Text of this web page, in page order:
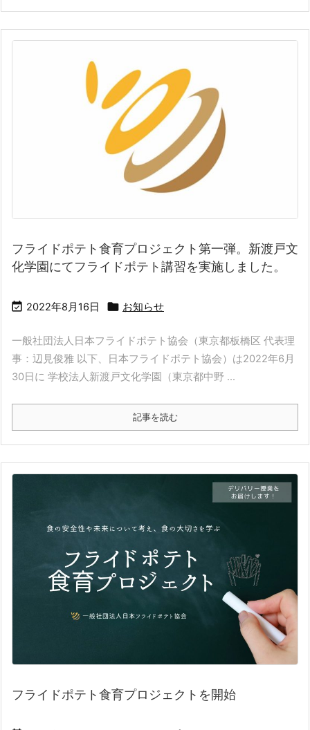
フライドポテト食育プロジェクト第一弾。新渡戸文
化学園にてフライドポテト講習を実施しました。
 2022年8月16日  お知らせ
一般社団法人日本フライドポテト協会（東京都板橋区 代表理
事：辺見俊雅 以下、日本フライドポテト協会）は2022年6月
30日に 学校法人新渡戸文化学園（東京都中野 ...
記事を読む
フライドポテト食育プロジェクトを開始